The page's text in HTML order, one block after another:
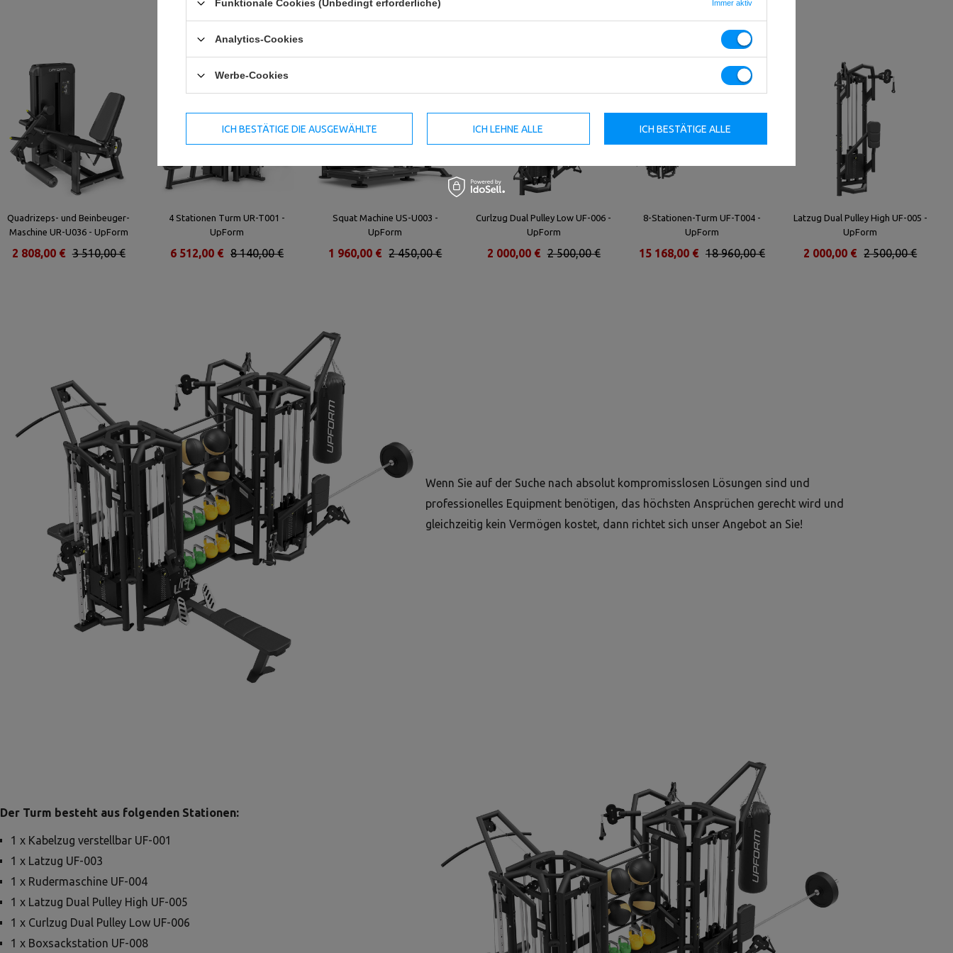
Ähnliche Produkte
Quadrizeps- und Beinbeuger-
Maschine UR-U036 - UpForm
3 510,00 €
2 808,00 €
4 Stationen Turm UR-T001 -
UpForm
8 140,00 €
6 512,00 €
Squat Machine US-U003 -
UpForm
2 450,00 €
1 960,00 €
Curlzug Dual Pulley Low UF-006 -
UpForm
2 500,00 €
2 000,00 €
8-Stationen-Turm UF-T004 -
UpForm
18 960,00 €
15 168,00 €
Latzug Dual Pulley High UF-005 -
UpForm
2 500,00 €
2 000,00 €
Wenn Sie auf der Suche nach absolut kompromisslosen Lösungen sind und
professionelles Equipment benötigen, das höchsten Ansprüchen gerecht wird und
gleichzeitig kein Vermögen kostet, dann richtet sich unser Angebot an Sie!
Der Turm besteht aus folgenden Stationen:
1 x Kabelzug verstellbar UF-001
1 x Latzug UF-003
1 x Rudermaschine UF-004
1 x Latzug Dual Pulley High UF-005
1 x Curlzug Dual Pulley Low UF-006
1 x Boxsackstation UF-008
Funktionale Cookies (Unbedingt erforderliche) Immer aktiv
Analytics-Cookies
Werbe-Cookies
ICH BESTÄTIGE DIE AUSGEWÄHLTE ICH LEHNE ALLE ICH BESTÄTIGE ALLE